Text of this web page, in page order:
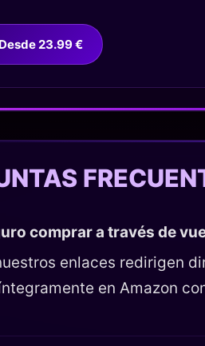
Desde 23.99 €
comprar a través de
enlaces redirigen
en Amazon